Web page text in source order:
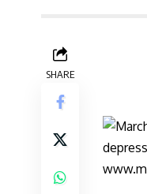
SHARE